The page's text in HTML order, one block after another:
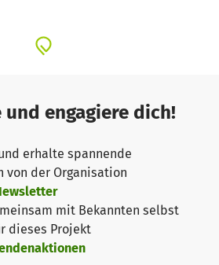
help them to get equal
towards education which will
children to get school education
confidence.
help to get education by
material project and they will
for higher education, the
will end. Being educated 500
engagiere dich!
erhalte spannende
von der Organisation
mit Bekannten selbst
dieses Projekt